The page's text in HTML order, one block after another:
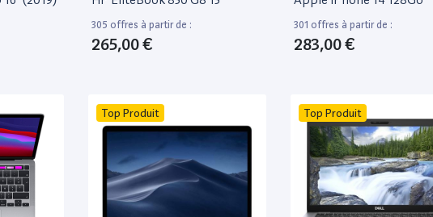
305 offres à partir de :
265,00 €
301 offres à partir de :
283,00 €
Top Produit Top Produit